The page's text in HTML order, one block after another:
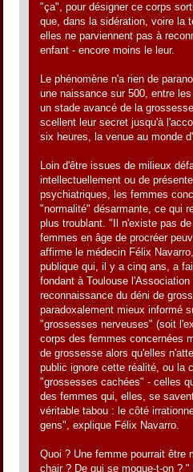
"ça", pour désigner ce corps
que, dans la sidération, voire la
elles ne parviennent pas à
enfant - encore moins le leur.
Le phénomène n'a rien de
une naissance sur 500, entre
un stade avancé de la
scellent leur secret jusqu'à
six heures, la venue au monde
Loin d'être issues de milieux
intellectuellement ou de
psychiatriques, les femmes
"normalité" désarmante, ce qui
plus troublant. "Il n'existe pas
femmes en âge de procréer
affirme le médecin Félix
publique qui, il y a cinq ans, a
fondant à Toulouse
reconnaissance du déni de
paradoxalement mieux informé
"grossesses nerveuses" (soit
corps des femmes concernées
de grossesse alors qu'elles
public ignore cette réalité, ou la
"grossesses cachées" - celles
des femmes qui, elles, se
véritable tabou : le côté
gens", explique Félix Navarro.
Quoi ? Une femme pourrait être
chair ? De qui se moque-t-on ?